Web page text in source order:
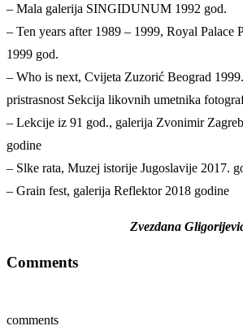
– Mala galerija SINGIDUNUM 1992 god.
– Ten years after 1989 – 1999, Royal Palace
1999 god.
– Who is next, Cvijeta Zuzorić Beograd
pristrasnost Sekcija likovnih umetnika
– Lekcije iz 91 god., galerija Zvonimir
godine
– Slke rata, Muzej istorije Jugoslavije 2017.
– Grain fest, galerija Reflektor 2018 godine
Zvezdana
Comments
comments